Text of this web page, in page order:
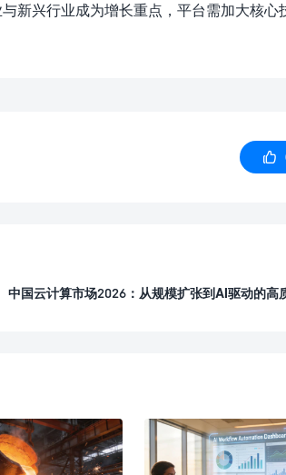
新兴行业成为增长重点，平台需加大核心

中国云计算市场2026：从规模扩张到AI驱动的高